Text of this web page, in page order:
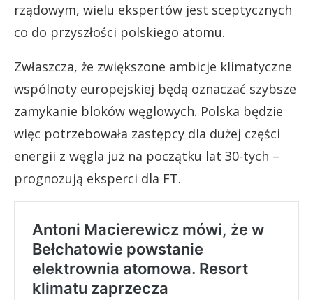
rządowym, wielu ekspertów jest sceptycznych
co do przyszłości polskiego atomu.
Zwłaszcza, że zwiększone ambicje klimatyczne
wspólnoty europejskiej będą oznaczać szybsze
zamykanie bloków węglowych. Polska będzie
więc potrzebowała zastępcy dla dużej części
energii z węgla już na początku lat 30-tych –
prognozują eksperci dla FT.